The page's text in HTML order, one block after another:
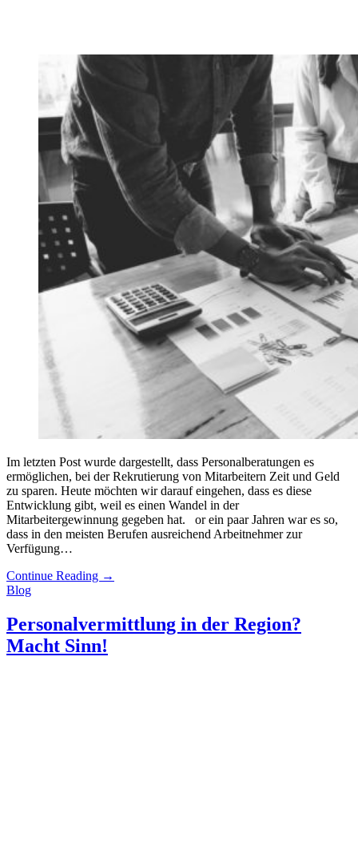
Im letzten Post wurde dargestellt, dass Personalberatungen es
ermöglichen, bei der Rekrutierung von Mitarbeitern Zeit und Geld
zu sparen. Heute möchten wir darauf eingehen, dass es diese
Entwicklung gibt, weil es einen Wandel in der
Mitarbeitergewinnung gegeben hat. or ein paar Jahren war es so,
dass in den meisten Berufen ausreichend Arbeitnehmer zur
Verfügung…
Continue Reading →
Blog
Personalvermittlung in der Region?
Macht Sinn!